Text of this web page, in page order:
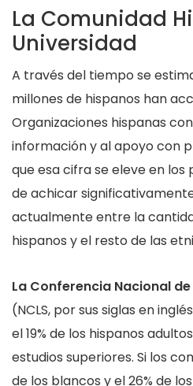
La Comunidad
Universidad
A través del tiempo se
millones de hispanos han
Organizaciones hispanas
información y al apoyo con
que esa cifra se eleve en los
de achicar
actualmente entre la
hispanos y el resto de las
La Conferencia Nacional
(NCLS, por sus siglas en
el 19% de los hispanos
estudios superiores. Si los
de los blancos y el 26% de